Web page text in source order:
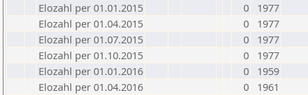
Elozahl per 01.01.2015
0
1977
Elozahl per 01.04.2015
0
1977
Elozahl per 01.07.2015
0
1977
Elozahl per 01.10.2015
0
1977
Elozahl per 01.01.2016
0
1959
Elozahl per 01.04.2016
0
1961